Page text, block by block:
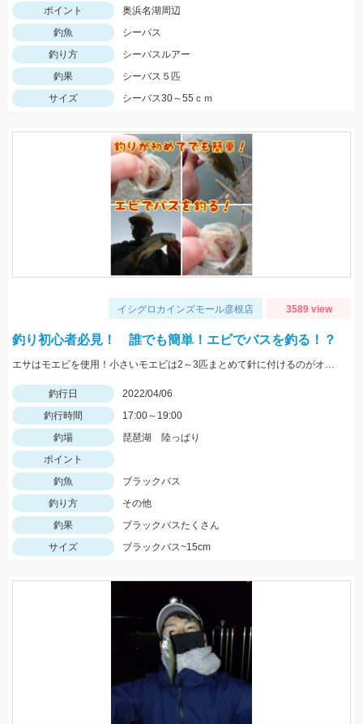
ポイント
奥浜名湖周辺
釣魚
シーバス
釣り方
シーバスルアー
釣果
シーバス５匹
サイズ
シーバス30～55ｃｍ
イシグロカインズモール彦根店 3589 view
釣り初心者必見！ 誰でも簡単！エビでバスを釣る！？
エサはモエビを使用！小さいモエビは2～3匹まとめて針に付けるのがオススメ！
釣行日
2022/04/06
釣行時間
17:00～19:00
釣場
琵琶湖 陸っぱり
ポイント
釣魚
ブラックバス
釣り方
その他
釣果
ブラックバスたくさん
サイズ
ブラックバス~15cm